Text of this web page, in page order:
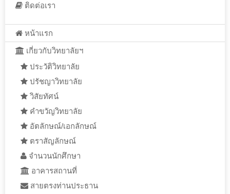
ติดต่อเรา
หน้าแรก
เกี่ยวกับวิทยาลัยฯ
ประวัติวิทยาลัย
ปรัชญาวิทยาลัย
วิสัยทัศน์
คำขวัญวิทยาลัย
อัตลักษณ์/เอกลักษณ์
ตราสัญลักษณ์
จำนวนนักศึกษา
อาคารสถานที่
สายตรงท่านประธาน